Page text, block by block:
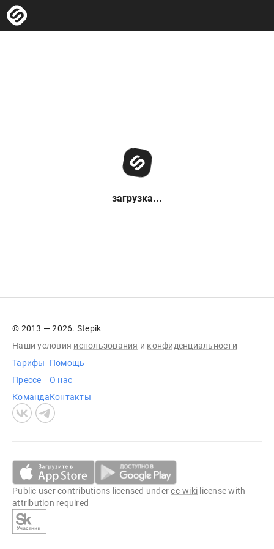
загрузка...
© 2013 — 2026. Stepik
Наши условия использования и конфиденциальности
Тарифы
Прессе
Команда
Помощь
О нас
Контакты
Public user contributions licensed undercc-wiki license with
attribution required